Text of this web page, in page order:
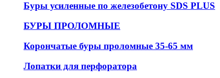
Буры усиленные по железобетону SDS PLUS
БУРЫ ПРОЛОМНЫЕ
Корончатые буры проломные 35-65 мм
Лопатки для перфоратора